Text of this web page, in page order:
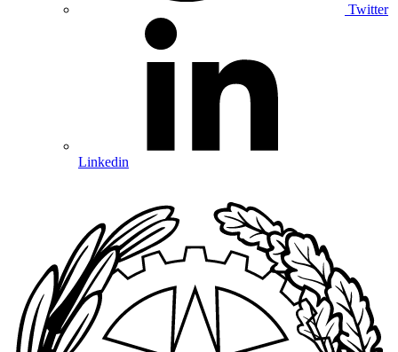
Twitter
Linkedin